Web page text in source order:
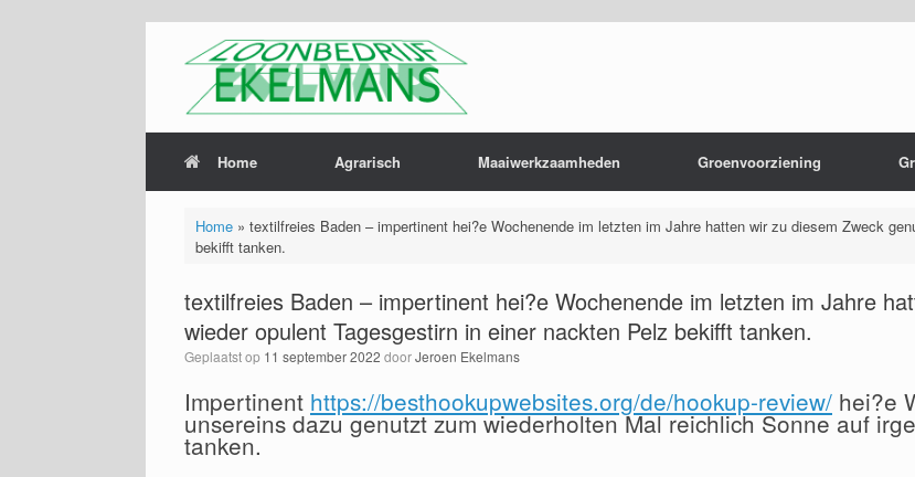
Home Agrarisch Maaiwerkzaamheden Groenvoorziening
Home» textilfreies Baden – impertinent hei?e Wochenende im letzten im Jahre hatten wir zu diesem Zweck
bekifft tanken.
textilfreies Baden – impertinent hei?e Wochenende im letzten im Jahre
wieder opulent Tagesgestirn in einer nackten Pelz bekifft tanken.
Geplaatst op 11 september 2022 doorJeroen Ekelmans
Impertinent https://besthookupwebsites.org/de/hookup-review/ hei?e
unsereins dazu genutzt zum wiederholten Mal reichlich Sonne auf
tanken.